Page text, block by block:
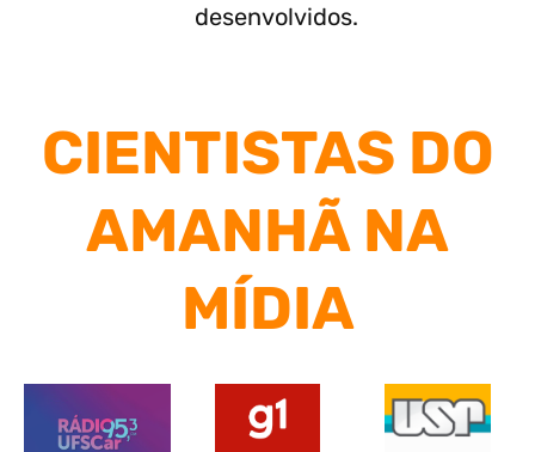
desenvolvidos.
CIENTISTAS DO
AMANHÃ NA
MÍDIA